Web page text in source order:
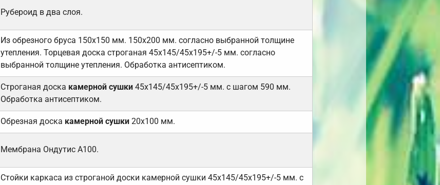
Рубероид в два слоя.
Из обрезного бруса 150х150 мм. 150х200 мм. согласно выбранной толщине
утепления. Торцевая доска строганая 45х145/45х195+/-5 мм. согласно
выбранной толщине утепления. Обработка антисептиком.
Строганая доска камерной сушки 45х145/45х195+/-5 мм. с шагом 590 мм.
Обработка антисептиком.
Обрезная доска камерной сушки20х100 мм.
Мембрана Ондутис А100.
Стойки каркаса из строганой доски камерной сушки 45х145/45х195+/-5 мм. с